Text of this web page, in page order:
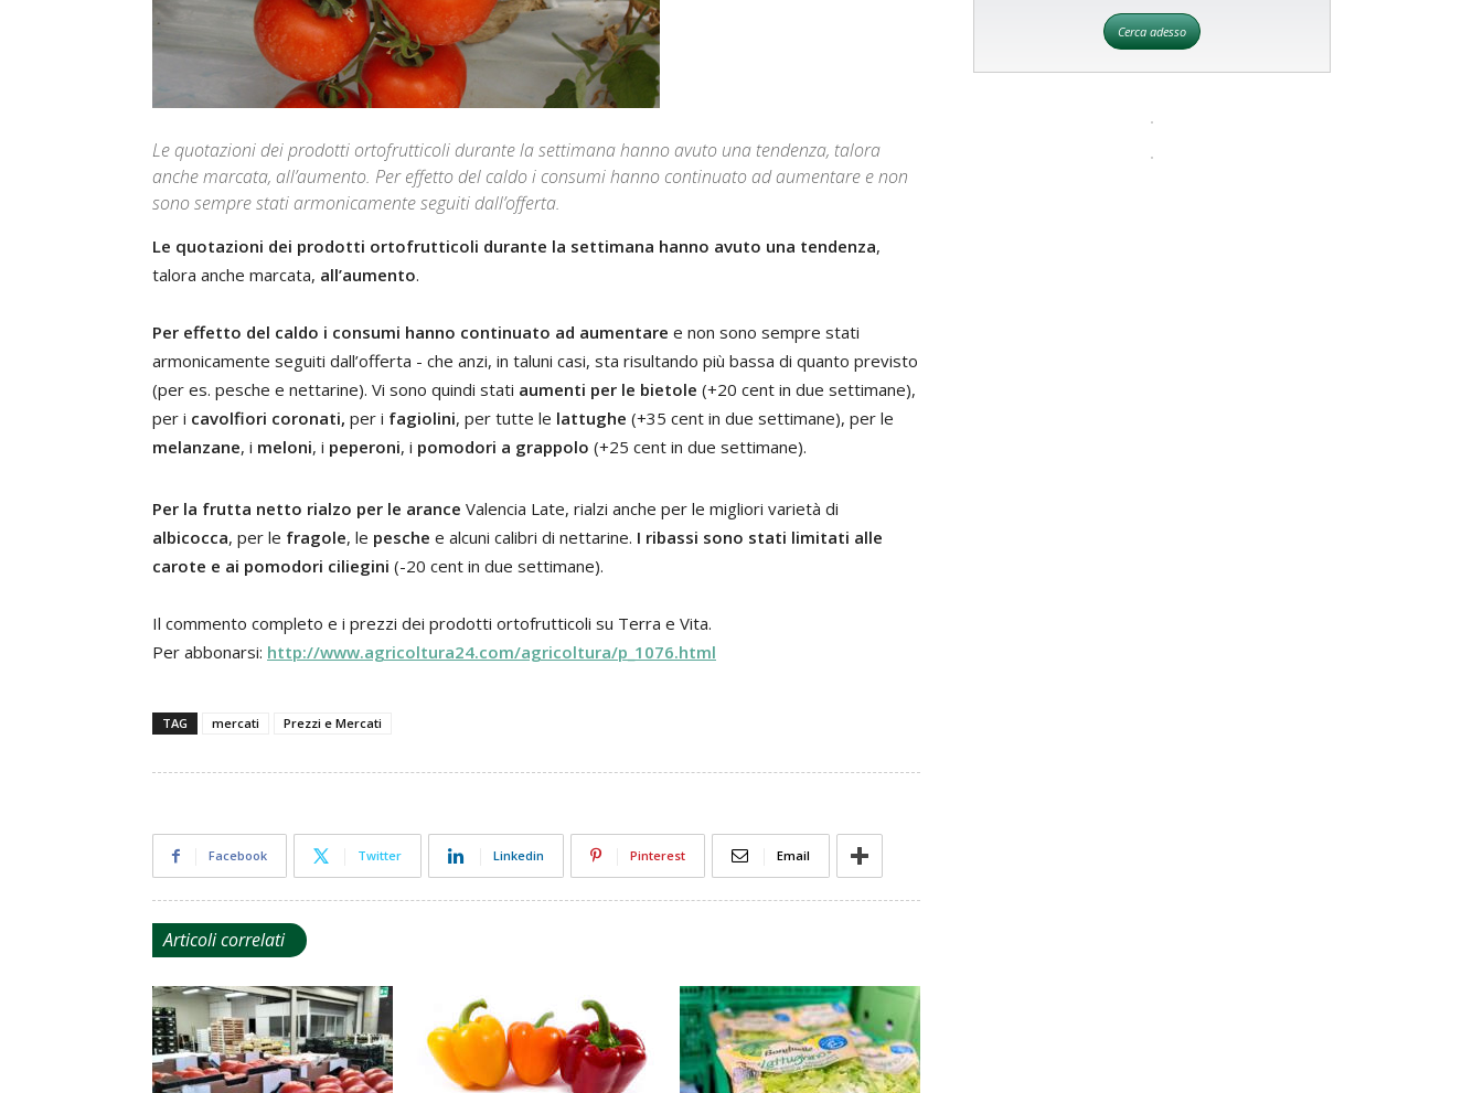
Le quotazioni dei prodotti ortofrutticoli durante la settimana hanno avuto una tendenza, talora
anche marcata, all’aumento. Per effetto del caldo i consumi hanno continuato ad aumentare e non
sono sempre stati armonicamente seguiti dall’offerta.
Le quotazioni dei prodotti ortofrutticoli durante la settimana hanno avuto una tendenza,
talora anche marcata, all’aumento.
Per effetto del caldo i consumi hanno continuato ad aumentare e non sono sempre stati
armonicamente seguiti dall’offerta - che anzi, in taluni casi, sta risultando più bassa di quanto previsto
(per es. pesche e nettarine). Vi sono quindi stati aumenti per le bietole (+20 cent in due settimane),
per i cavolfiori coronati, per i fagiolini, per tutte le lattughe (+35 cent in due settimane), per le
melanzane, i meloni, i peperoni, i pomodori a grappolo (+25 cent in due settimane).
Per la frutta netto rialzo per le arance Valencia Late, rialzi anche per le migliori varietà di
albicocca, per le fragole, le pesche e alcuni calibri di nettarine. I ribassi sono stati limitati alle
carote e ai pomodori ciliegini (-20 cent in due settimane).
Il commento completo e i prezzi dei prodotti ortofrutticoli su Terra e Vita.
Per abbonarsi: http://www.agricoltura24.com/agricoltura/p_1076.html
TAG mercati Prezzi e Mercati
Facebook Twitter Linkedin Pinterest Email
Articoli correlati
Cerca adesso